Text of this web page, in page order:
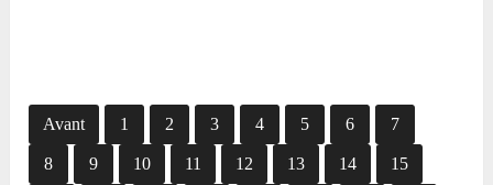
Avant 1 2 3 4 5 6 7
8 9 10 11 12 13 14 15